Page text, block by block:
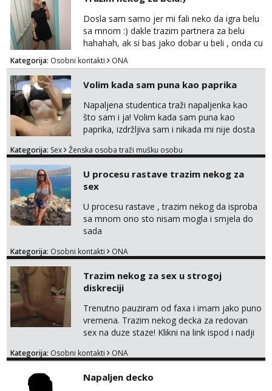
Dosla sam samo jer mi fali neko da igra belu
sa mnom :) dakle trazim partnera za belu
hahahah, ak si bas jako dobar u beli , onda cu
razmislit za dalje Klikni na link ispod i nadji me
tamo, cekam te!
Kategorija: Osobni kontakti ONA
Volim kada sam puna kao paprika
Napaljena studentica traži napaljenka kao
što sam i ja! Volim kada sam puna kao
paprika, izdržljiva sam i nikada mi nije dosta
bilo kad i bilo gdje zato se javi što prije da
tamo, cekam te!
Kategorija: Sex Ženska osoba traži mušku osobu
U procesu rastave trazim nekog za
sex
U procesu rastave , trazim nekog da isproba
sa mnom ono sto nisam mogla i smjela do
sada
Kategorija: Osobni kontakti ONA
Trazim nekog za sex u strogoj
diskreciji
Trenutno pauziram od faxa i imam jako puno
vremena. Trazim nekog decka za redovan
sex na duze staze! Klikni na link ispod i nadji
Kategorija: Osobni kontakti ONA
Napaljen decko